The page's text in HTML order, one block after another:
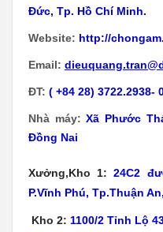
Đức, Tp. Hồ Chí Minh.
Website: http://
Email:
ĐT: ( +84 28) 3722.2938-
Nhà máy:Xã Phước
Đồng Nai
Xưởng,Kho 1: 24C2
P.Vĩnh Phú, Tp.Thuận
Kho 2: 1100/2 Tỉnh Lộ